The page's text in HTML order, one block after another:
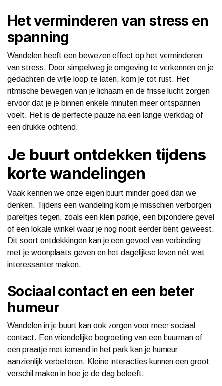
Het verminderen van stress en
spanning
Wandelen heeft een bewezen effect op het verminderen
van stress. Door simpelweg je omgeving te verkennen en je
gedachten de vrije loop te laten, kom je tot rust. Het
ritmische bewegen van je lichaam en de frisse lucht zorgen
ervoor dat je je binnen enkele minuten meer ontspannen
voelt. Het is de perfecte pauze na een lange werkdag of
een drukke ochtend.
Je buurt ontdekken tijdens
korte wandelingen
Vaak kennen we onze eigen buurt minder goed dan we
denken. Tijdens een wandeling kom je misschien verborgen
pareltjes tegen, zoals een klein parkje, een bijzondere gevel
of een lokale winkel waar je nog nooit eerder bent geweest.
Dit soort ontdekkingen kan je een gevoel van verbinding
met je woonplaats geven en het dagelijkse leven nét wat
interessanter maken.
Sociaal contact en een beter
humeur
Wandelen in je buurt kan ook zorgen voor meer sociaal
contact. Een vriendelijke begroeting van een buurman of
een praatje met iemand in het park kan je humeur
aanzienlijk verbeteren. Kleine interacties kunnen een groot
verschil maken in hoe je de dag beleeft.